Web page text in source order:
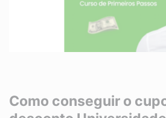
Como conseguir o